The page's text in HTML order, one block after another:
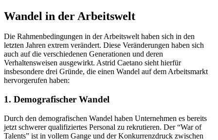
Wandel in der Arbeitswelt
Die Rahmenbedingungen in der Arbeitswelt haben sich in den
letzten Jahren extrem verändert. Diese Veränderungen haben sich
auch auf die verschiedenen Generationen und deren
Verhaltensweisen ausgewirkt. Astrid Caetano sieht hierfür
insbesondere drei Gründe, die einen Wandel auf dem Arbeitsmarkt
hervorgerufen haben:
1. Demografischer Wandel
Durch den demografischen Wandel haben Unternehmen es bereits
jetzt schwerer qualifiziertes Personal zu rekrutieren. Der “War of
Talents” ist in vollem Gange und der Konkurrenzdruck zwischen